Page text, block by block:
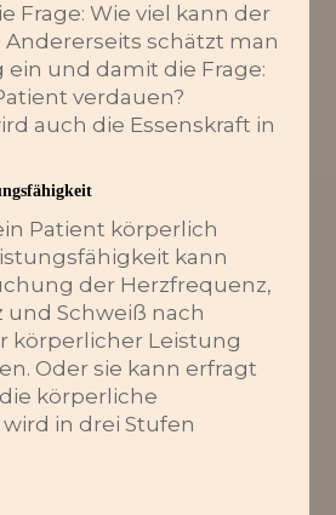
Frage: Wie viel kann der
Andererseits schätzt man
ein und damit die Frage:
verdauen?
auch die Essenskraft in
Patient körperlich
kann
der Herzfrequenz,
Schweiß nach
körperlicher Leistung
Oder sie kann erfragt
körperliche
in drei Stufen